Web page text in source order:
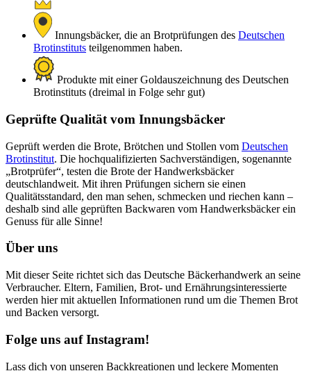
Innungsbäcker, die an Brotprüfungen des Deutschen
Brotinstituts teilgenommen haben.
Produkte mit einer Goldauszeichnung des Deutschen
Brotinstituts (dreimal in Folge sehr gut)
Geprüfte Qualität vom Innungsbäcker
Geprüft werden die Brote, Brötchen und Stollen vom Deutschen
Brotinstitut. Die hochqualifizierten Sachverständigen, sogenannte
„Brotprüfer“, testen die Brote der Handwerksbäcker
deutschlandweit. Mit ihren Prüfungen sichern sie einen
Qualitätsstandard, den man sehen, schmecken und riechen kann –
deshalb sind alle geprüften Backwaren vom Handwerksbäcker ein
Genuss für alle Sinne!
Über uns
Mit dieser Seite richtet sich das Deutsche Bäckerhandwerk an seine
Verbraucher. Eltern, Familien, Brot- und Ernährungsinteressierte
werden hier mit aktuellen Informationen rund um die Themen Brot
und Backen versorgt.
Folge uns auf Instagram!
Lass dich von unseren Backkreationen und leckere Momenten